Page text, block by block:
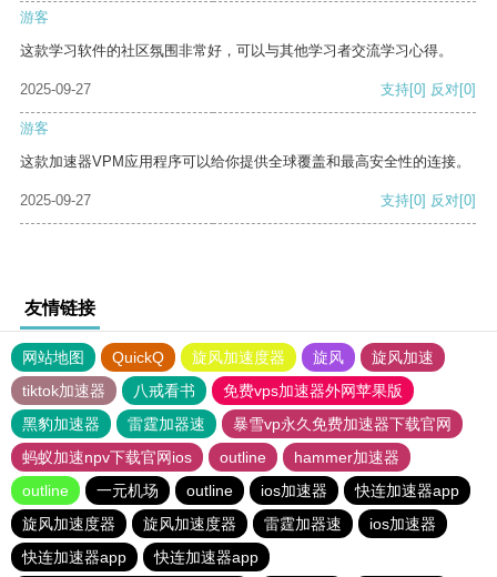
游客
这款学习软件的社区氛围非常好，可以与其他学习者交流学习心得。
2025-09-27 支持[0] 反对[0]
游客
这款加速器VPM应用程序可以给你提供全球覆盖和最高安全性的连接。
2025-09-27 支持[0] 反对[0]
友情链接
网站地图 QuickQ 旋风加速度器 旋风
旋风加速
tiktok加速器
八戒看书
免费vps加速器外网苹果版
黑豹加速器
雷霆加器速
暴雪vp永久免费加速器下载官网
蚂蚁加速npv下载官网ios
outline
hammer加速器
outline
一元机场 outline ios加速器
快连加速器app
旋风加速度器
旋风加速度器 雷霆加器速
ios加速器
快连加速器app
快连加速器app